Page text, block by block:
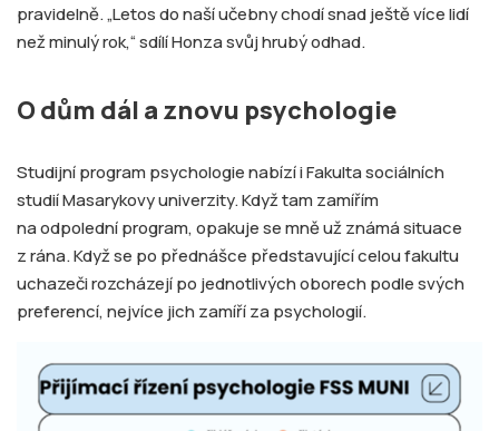
pravidelně. „Letos do naší učebny chodí snad ještě více lidí
než minulý rok,“ sdílí Honza svůj hrubý odhad.
O dům dál a znovu psychologie
Studijní program psychologie nabízí i Fakulta sociálních
studií Masarykovy univerzity. Když tam zamířím
na odpolední program, opakuje se mně už známá situace
z rána. Když se po přednášce představující celou fakultu
uchazeči rozcházejí po jednotlivých oborech podle svých
preferencí, nejvíce jich zamíří za psychologií.